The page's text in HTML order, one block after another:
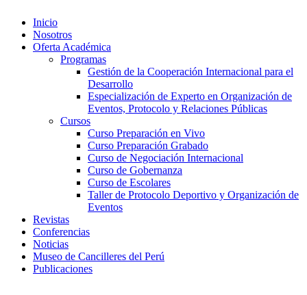
Inicio
Nosotros
Oferta Académica
Programas
Gestión de la Cooperación Internacional para el
Desarrollo
Especialización de Experto en Organización de
Eventos, Protocolo y Relaciones Públicas
Cursos
Curso Preparación en Vivo
Curso Preparación Grabado
Curso de Negociación Internacional
Curso de Gobernanza
Curso de Escolares
Taller de Protocolo Deportivo y Organización de
Eventos
Revistas
Conferencias
Noticias
Museo de Cancilleres del Perú
Publicaciones